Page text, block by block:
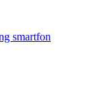
smartfon